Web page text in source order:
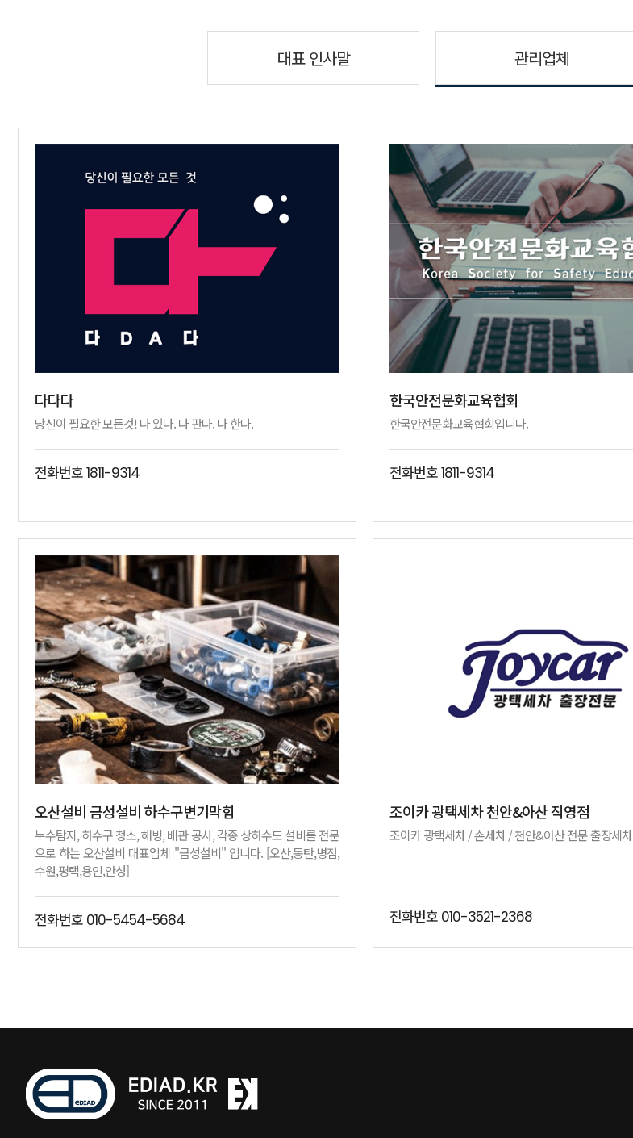
대표 인사말 관리업체
다다다
당신이 필요한 모든것! 다 있다. 다 판다. 다 한다.
전화번호1811-9314
한국안전문화교육협회
한국안전문화교육협회입니다.
전화번호1811-9314
오산설비 금성설비 하수구변기막힘
누수탐지, 하수구 청소, 해빙, 배관 공사, 각종 상하수도 설비를 전문
으로 하는 오산설비 대표업체 "금성설비" 입니다. [오산,동탄,병점,
수원,평택,용인,안성]
전화번호 010-5454-5684
조이카 광택세차 천안&아산 직영점
조이카 광택세차 / 손세차 / 천안&아산 전문 출장세차
전화번호 010-3521-2368